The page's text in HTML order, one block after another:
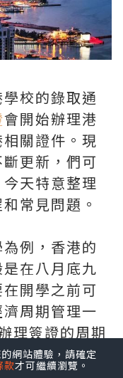
校的錄取通
會開始辦理港
關證件。現
更新，們可
天特意整理
常見問題。
例，香港的
在八月底九
開學之前可
周期管理一
理簽證的周期
需要留10周
網站體驗，請確定
款才可繼續瀏覽。